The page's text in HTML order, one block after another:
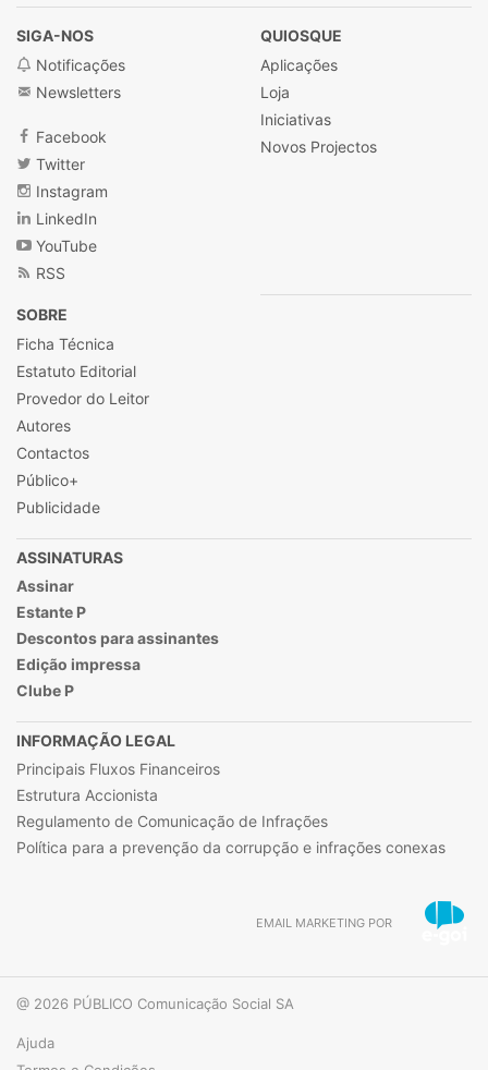
SIGA-NOS
Notificações
Newsletters
Facebook
Twitter
Instagram
LinkedIn
YouTube
RSS
QUIOSQUE
Aplicações
Loja
Iniciativas
Novos Projectos
SOBRE
Ficha Técnica
Estatuto Editorial
Provedor do Leitor
Autores
Contactos
Público+
Publicidade
ASSINATURAS
Assinar
Estante P
Descontos para assinantes
Edição impressa
Clube P
INFORMAÇÃO LEGAL
Principais Fluxos Financeiros
Estrutura Accionista
Regulamento de Comunicação de Infrações
Política para a prevenção da corrupção e infrações conexas
EMAIL MARKETING POR
@ 2026 PÚBLICO Comunicação Social SA
Ajuda